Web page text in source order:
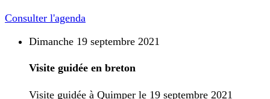
Consulter l'agenda
Dimanche 19 septembre 2021
Visite guidée en breton
Visite guidée à Quimper le 19 septembre 2021